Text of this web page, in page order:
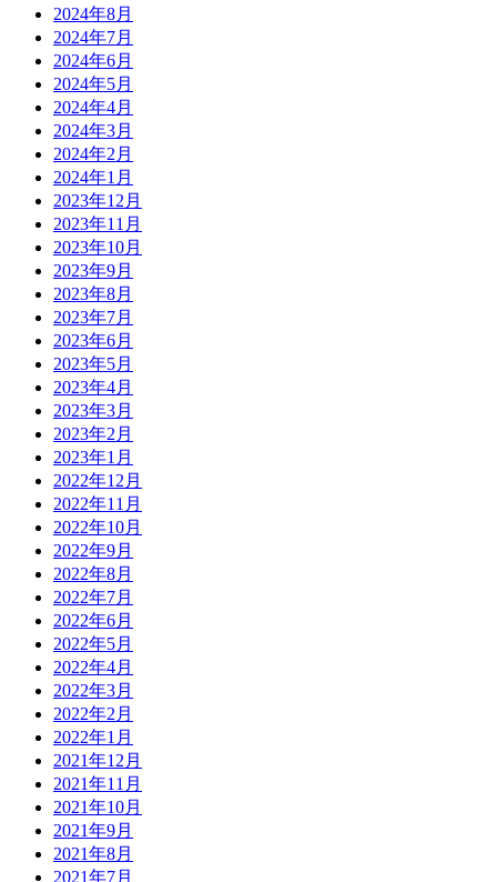
2024年8月
2024年7月
2024年6月
2024年5月
2024年4月
2024年3月
2024年2月
2024年1月
2023年12月
2023年11月
2023年10月
2023年9月
2023年8月
2023年7月
2023年6月
2023年5月
2023年4月
2023年3月
2023年2月
2023年1月
2022年12月
2022年11月
2022年10月
2022年9月
2022年8月
2022年7月
2022年6月
2022年5月
2022年4月
2022年3月
2022年2月
2022年1月
2021年12月
2021年11月
2021年10月
2021年9月
2021年8月
2021年7月